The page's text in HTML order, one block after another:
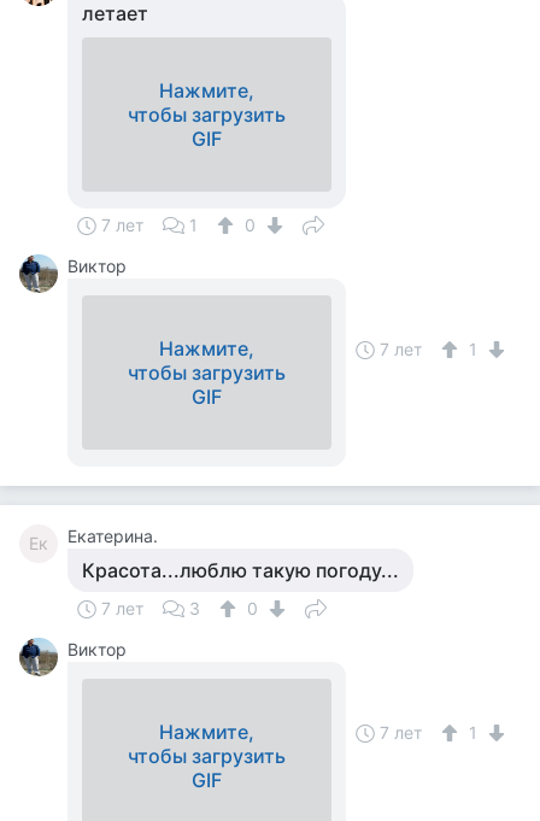
летает
Нажмите,
чтобы загрузить
GIF
7 лет 1
0
Виктор
Нажмите,
чтобы загрузить
GIF
7 лет 1
Ек Екатерина.
Красота...люблю такую погоду...
7 лет 3
0
Виктор
Нажмите,
чтобы загрузить
GIF
7 лет 1